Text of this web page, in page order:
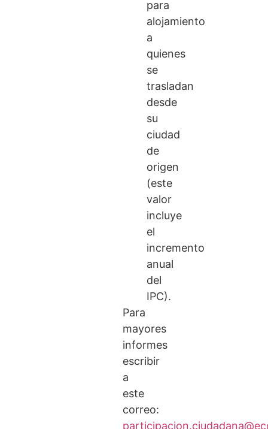
para
alojamiento
a
quienes
se
trasladan
desde
su
ciudad
de
origen
(este
valor
incluye
el
incremento
anual
del
IPC).
Para
mayores
informes
escribir
a
este
correo: